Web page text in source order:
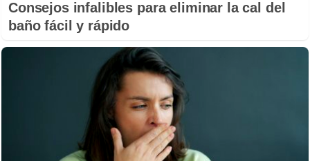
Consejos infalibles para eliminar la cal del
baño fácil y rápido